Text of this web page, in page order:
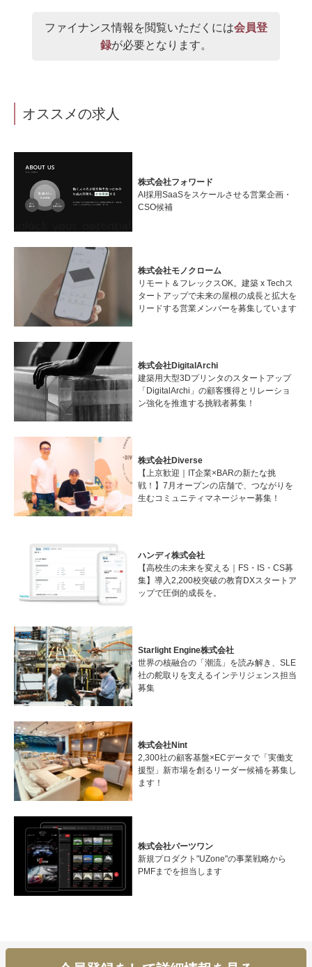
ファイナンス情報を閲覧いただくには会員登
録が必要となります。
オススメの求人
株式会社フォワード
AI採用SaaSをスケールさせる営業企画・
CSO候補
株式会社モノクローム
リモート＆フレックスOK。建築 x Techス
タートアップで未来の屋根の成長と拡大を
リードする営業メンバーを募集しています
株式会社DigitalArchi
建築用大型3Dプリンタのスタートアップ
「DigitalArchi」の顧客獲得とリレーショ
ン強化を推進する挑戦者募集！
株式会社Diverse
【上京歓迎｜IT企業×BARの新たな挑
戦！】7月オープンの店舗で、つながりを
生むコミュニティマネージャー募集！
ハンディ株式会社
【高校生の未来を変える｜FS・IS・CS募
集】導入2,200校突破の教育DXスタートア
ップで圧倒的成長を。
Starlight Engine株式会社
世界の核融合の「潮流」を読み解き、SLE
社の舵取りを支えるインテリジェンス担当
募集
株式会社Nint
2,300社の顧客基盤×ECデータで「実働支
援型」新市場を創るリーダー候補を募集し
ます！
株式会社パーツワン
新規プロダクト"UZone"の事業戦略から
PMFまでを担当します